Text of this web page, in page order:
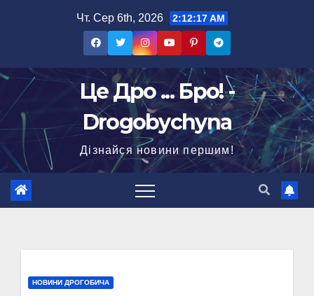
Чт. Сер 6th, 2026 2:12:18 AM
Це Дро ... Бро! -
Drogobychyna
Дізнайся новини першим!
НОВИНИ ДРОГОБИЧА